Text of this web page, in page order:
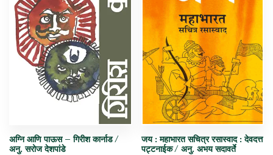
अग्नि आणि पाऊस – गिरीश कार्नाड /
अनु. सरोज देशपांडे
जय : महाभारत सचित्र रसास्वाद : देवदत्त
पट्टनाईक / अनु. अभय सदावर्ते